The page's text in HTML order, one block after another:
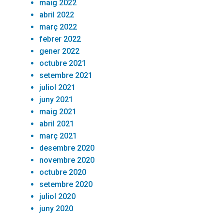
maig 2022
abril 2022
març 2022
febrer 2022
gener 2022
octubre 2021
setembre 2021
juliol 2021
juny 2021
maig 2021
abril 2021
març 2021
desembre 2020
novembre 2020
octubre 2020
setembre 2020
juliol 2020
juny 2020